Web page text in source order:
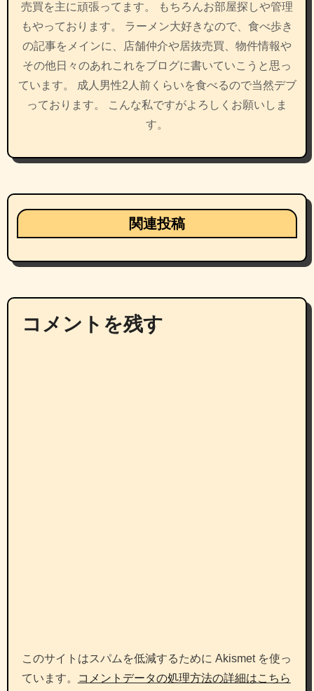
売買を主に頑張ってます。 もちろんお部屋探しや管理
もやっております。 ラーメン大好きなので、食べ歩き
の記事をメインに、店舗仲介や居抜売買、物件情報や
その他日々のあれこれをブログに書いていこうと思っ
ています。 成人男性2人前くらいを食べるので当然デブ
っております。 こんな私ですがよろしくお願いしま
す。
関連投稿
コメントを残す
このサイトはスパムを低減するために Akismet を使っ
ています。
コメントデータの処理方法の詳細はこちら